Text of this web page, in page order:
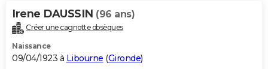
Irene DAUSSIN (96 ans)
Créer une cagnotte obsèques
Naissance
09/04/1923 à Libourne (Gironde)